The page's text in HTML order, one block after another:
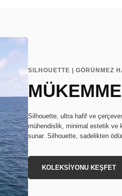
SILHOUETTE | GÖRÜNMEZ
Silhouette, ultra hafif ve
mühendislik, minimal estetik ve
sunar. Silhouette, sadelikten
KOLEKSİYONU KEŞFET